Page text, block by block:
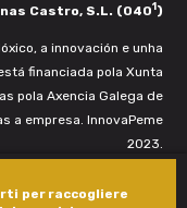
per raccogliere
Castro, S.L. (0401)
a innovación e unha
financiada pola Xunta
pola Axencia Galega de
a empresa. InnovaPeme
2023.